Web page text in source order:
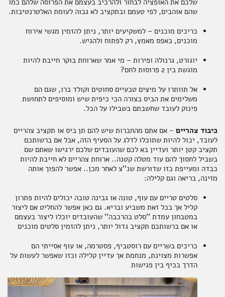
שלכם את האופציה לבחור ולהרכיב בעצמם את הפרוסה שלהם כמו
שהם אוהבים, לפי טעמם ובתקציב לא גבוה לעומת האלטרנטיבות.
כריכים מוכנים – למשקיעים יותר, ניתן להזמין מגשי אירוח
מוכנים, באפס מאמץ, רק לפתוח ולהגיש.
יוגורט, גרנולה ופירות – מי אמר שארוחת בוקר חייבת להיות
מוגשת בין 2 פרוסות לחם?
אל תוותרו על מיצים טבעיים סחוטים וקולד ברו, שגם הם
משלימים את הביס בצורה הכי כיפית שיש ומוסיפים לתחושת
פינוק לעובד שחשבתם בשבילו על הכל.
כיבוד צהריים - אם אתם מהחברות שיש להם תן ביס או תקציב צהריים
לעובד, יכול להיות שתוכלו לדלג על הסעיף הזה, אבל אם ברשותכם
תקציב קטן יותר ועדיין בא לכם שהעובדים שלכם ירגישו שאתם שם
בשביל לחסוך להם עוד מטלה קטנה.. ארוחת צהריים לא חייבת להיות
כבדה ומעייפת כזו שדורשת שנ''צ לאחר מכן.. אפשר להפוך אותה
מזינה, בריאה וגם קלילה:
סלטים טריים עם עוף, טונה או גבינה טובה יכולים להיות פתרון
קליל אך בכל זאת משביע ובריא. גם כאן אפשר להחליט אם ליצור
במטבחון עמדת ''סלט בהרכבה'' שהעובדים יוכלו ליצור בעצמם
או אם ברשותכם תקציב גדול יותר, ניתן להזמין סלטים מוכנים
כריכים בשריים עם רוסטביף, פסטרמה, או עוף אסייתי הם
אפשרות מצוינת, מנחמת אך עדיין קלילה וכזו שאפשר לעשות על
הדרך בכיף בין פגישות